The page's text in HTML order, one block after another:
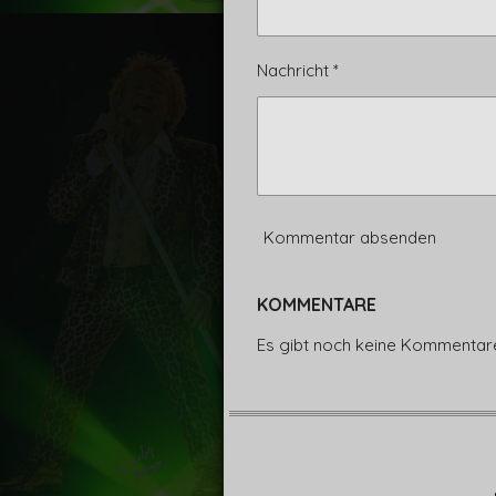
Nachricht *
Kommentar absenden
KOMMENTARE
Es gibt noch keine